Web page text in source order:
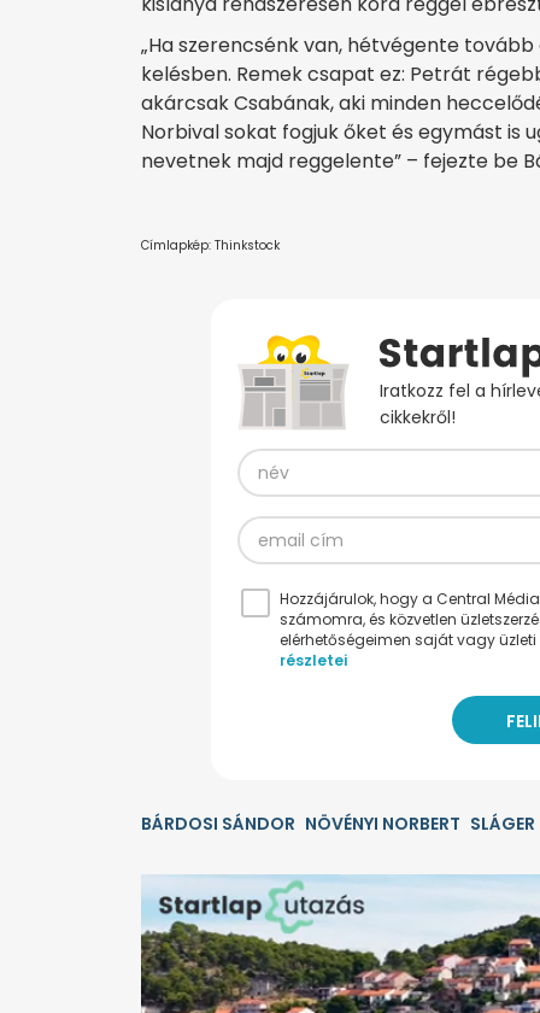
„Ha szerencsénk van, hétvégente
kelésben. Remek csapat ez: Petrát
akárcsak Csabának, aki minden
Norbival sokat fogjuk őket és egymást is
nevetnek majd reggelente” – fejezte be
Címlapkép: Thinkstock
Iratkozz fel a
cikkekről!
Hozzájárulok, hogy a Central
számomra, és közvetlen
elérhetőségeimen saját vagy
részletei
BÁRDOSI SÁNDOR NÖVÉNYI NORBERT SLÁGER